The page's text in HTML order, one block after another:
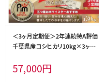
＜3ヶ月定期便＞2年連続特A評価！
千葉県産コシヒカリ10kg×3ヶ月
定期便 10kg 3か月 30kg 千葉県
産 大網白里市コシヒカリ 精米 こめ
57,000円